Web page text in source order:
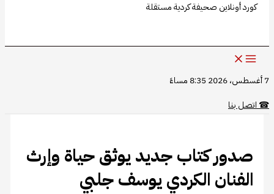
كورد أونلاين صحيفة كردية مستقلة
7 أغسطس، 2026 8:35 مساءً
☎اتصل بنا
صدور كتاب جديد يوثق حياة وإرث
الفنان الكردي يوسف جلبي